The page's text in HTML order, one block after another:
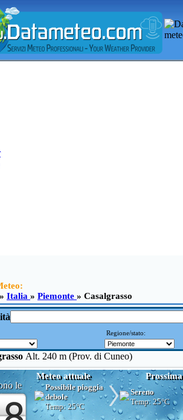
» Italia » Piemonte » Casalgrasso
Regione/stato:
Alt. 240 m (Prov. di Cuneo)
le
Meteo attuale
Possibile pioggia
debole
Temp: 25°C
Sereno
Temp:25°C